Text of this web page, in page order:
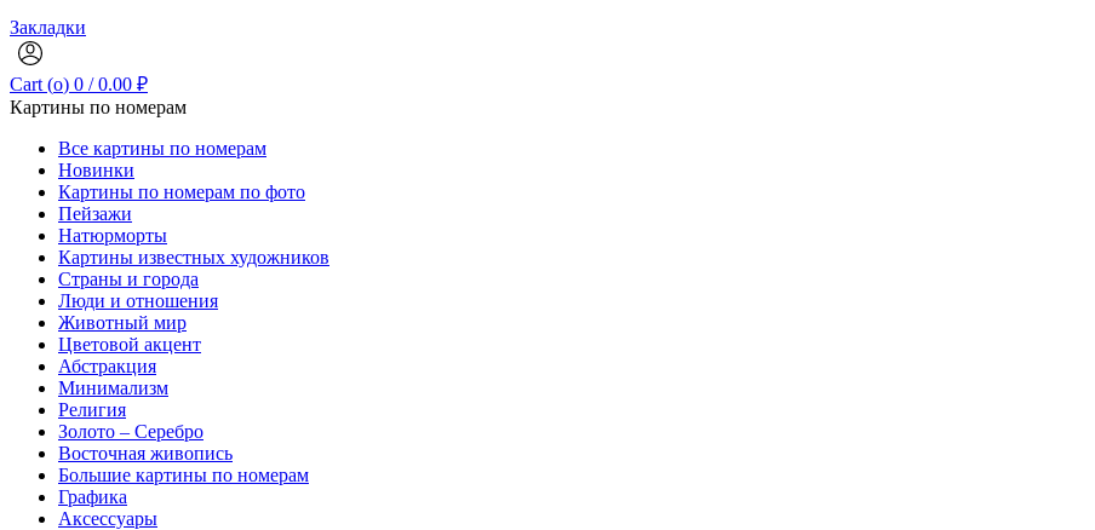
Закладки
Cart (o) 0 / 0.00 ₽
Картины по номерам
Все картины по номерам
Новинки
Картины по номерам по фото
Пейзажи
Натюрморты
Картины известных художников
Страны и города
Люди и отношения
Животный мир
Цветовой акцент
Абстракция
Минимализм
Религия
Золото – Серебро
Восточная живопись
Большие картины по номерам
Графика
Аксессуары